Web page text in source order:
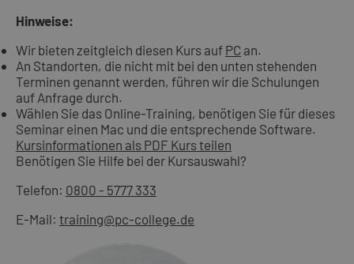
Hinweise:
Wir bieten zeitgleich diesen Kurs auf PC an.
An Standorten, die nicht mit bei den unten stehenden
Terminen genannt werden, führen wir die Schulungen
auf Anfrage durch.
Wählen Sie das Online-Training, benötigen Sie für dieses
Seminar einen Mac und die entsprechende Software.
Kursinformationen als PDF Kurs teilen
Benötigen Sie Hilfe bei der Kursauswahl?
Telefon: 0800 - 5777 333
E-Mail: training@pc-college.de